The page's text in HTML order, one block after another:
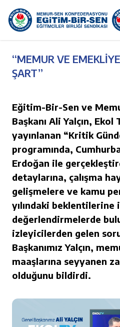
“MEMUR VE
ŞART”
Eğitim-Bir-Sen ve
Başkanı Ali Yalçın, Ekol
yayınlanan “Kritik
programında,
Erdoğan ile
detaylarına, çalışma
gelişmelere ve kamu
yılındaki beklentilerine
değerlendirmelerde
izleyicilerden gelen
Başkanımız Yalçın,
maaşlarına seyyanen
olduğunu bildirdi.